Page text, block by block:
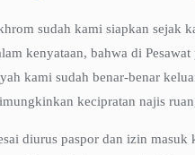
sudah kami siapkan
kenyataan, bahwa di
kami sudah benar-benar
kecipratan najis
diurus paspor dan izin